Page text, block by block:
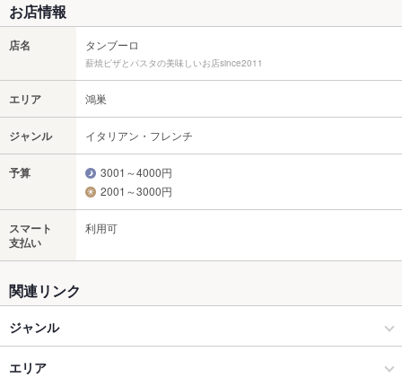
お店情報
店名 タンブーロ
薪焼ピザとパスタの美味しいお店since2011
エリア 鴻巣
ジャンル イタリアン・フレンチ
予算
3001～4000円
2001～3000円
スマート
支払い
利用可
関連リンク
ジャンル
イタリアン・フレンチ
エリア